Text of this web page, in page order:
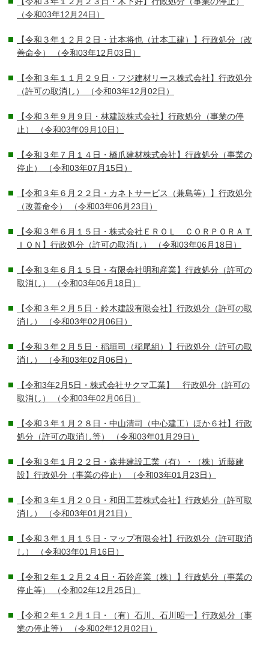
（令和03年12月24日）
【令和３年１２月２日・辻本将也（辻本工建）】行政処分（改
善命令）
（令和03年12月03日）
【令和３年１１月２９日・フジ建材リース株式会社】行政処分
（許可の取消し）
（令和03年12月02日）
【令和３年９月９日・林建設株式会社】行政処分（事業の停
止）
（令和03年09月10日）
【令和３年７月１４日・橋爪建材株式会社】行政処分（事業の
停止）
（令和03年07月15日）
【令和３年６月２２日・カネトサービス（兼島等）】行政処分
（改善命令）
（令和03年06月23日）
【令和３年６月１５日・株式会社ＥＲＯＬ ＣＯＲＰＯＲＡＴ
ＩＯＮ】行政処分（許可の取消し）
（令和03年06月18日）
【令和３年６月１５日・有限会社明和産業】行政処分（許可の
取消し）
（令和03年06月18日）
【令和３年２月５日・鈴木建設有限会社】行政処分（許可の取
消し）
（令和03年02月06日）
【令和３年２月５日・稲垣司（稲尾組）】行政処分（許可の取
消し）
（令和03年02月06日）
【令和3年2月5日・株式会社サクマ工業】 行政処分（許可の
取消し）
（令和03年02月06日）
【令和３年１月２８日・中山清司（中心建工）ほか６社】行政
処分（許可の取消し等）
（令和03年01月29日）
【令和３年１月２２日・森井建設工業（有）・（株）近藤建
設】行政処分（事業の停止）
（令和03年01月23日）
【令和３年１月２０日・和田工芸株式会社】行政処分（許可取
消し）
（令和03年01月21日）
【令和３年１月１５日・マップ有限会社】行政処分（許可取消
し）
（令和03年01月16日）
【令和２年１２月２４日・石鈴産業（株）】行政処分（事業の
停止等）
（令和02年12月25日）
【令和２年１２月１日・（有）石川、石川昭一】行政処分（事
業の停止等）
（令和02年12月02日）